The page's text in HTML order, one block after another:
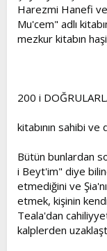
Harezmi Hanefi
Mu'cem" adlı
mezkur kitabın
200 i
kitabının sahibi
Bütün bunlardan
i Beyt'im" diye
etmediğini ve
etmek, kişinin
Teala'dan
kalplerden